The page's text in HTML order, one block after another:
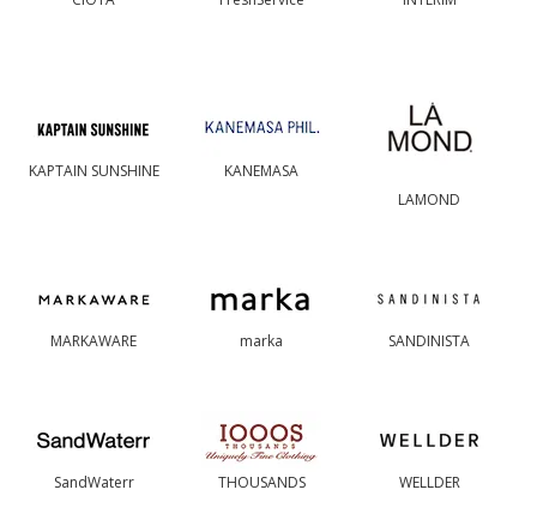
KAPTAIN SUNSHINE
KANEMASA
LAMOND
MARKAWARE marka SANDINISTA
SandWaterr THOUSANDS WELLDER